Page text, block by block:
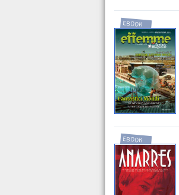
EBOOK
EBOOK